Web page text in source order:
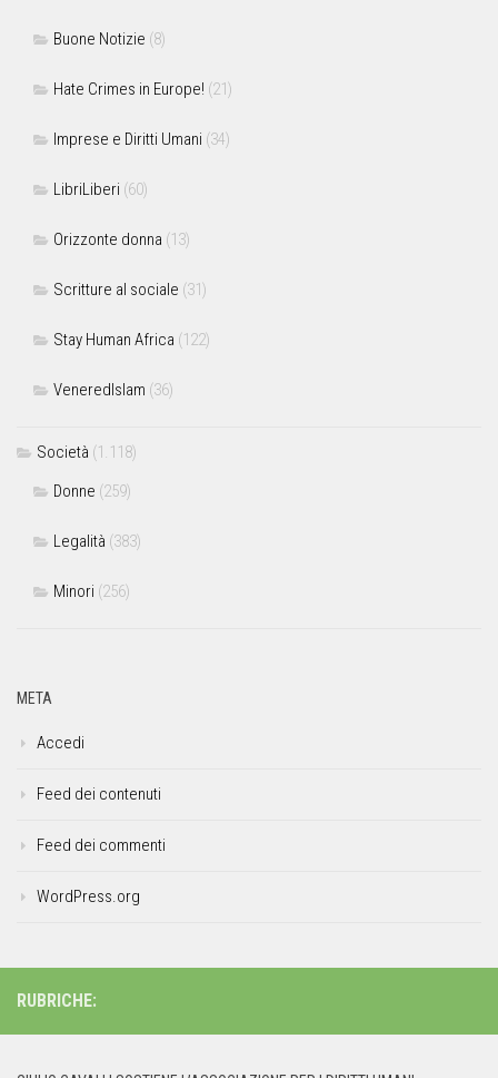
Buone Notizie (8)
Hate Crimes in Europe! (21)
Imprese e Diritti Umani (34)
LibriLiberi (60)
Orizzonte donna (13)
Scritture al sociale (31)
Stay Human Africa (122)
VeneredIslam (36)
Società (1.118)
Donne (259)
Legalità (383)
Minori (256)
META
Accedi
Feed dei contenuti
Feed dei commenti
WordPress.org
RUBRICHE: